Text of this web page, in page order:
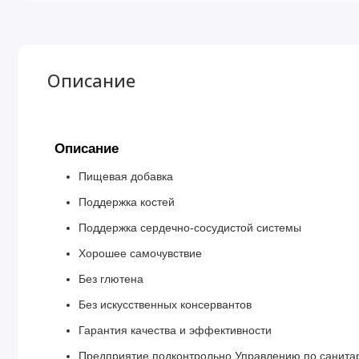
Описание
Описание
Пищевая добавка
Поддержка костей
Поддержка сердечно-сосудистой системы
Хорошее самочувствие
Без глютена
Без искусственных консервантов
Гарантия качества и эффективности
Предприятие подконтрольно Управлению по